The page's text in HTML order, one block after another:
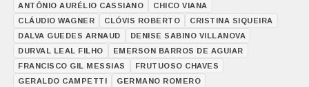
ANTÔNIO AURÉLIO CASSIANO
CHICO VIANA
CLÁUDIO WAGNER
CLÓVIS ROBERTO
CRISTINA SIQUEIRA
DALVA GUEDES ARNAUD
DENISE SABINO VILLANOVA
DURVAL LEAL FILHO
EMERSON BARROS DE AGUIAR
FRANCISCO GIL MESSIAS
FRUTUOSO CHAVES
GERALDO CAMPETTI
GERMANO ROMERO